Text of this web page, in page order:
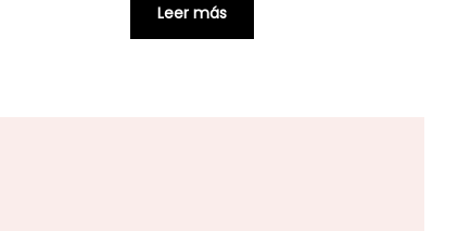
Leer más